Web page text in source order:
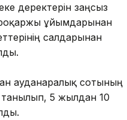
деректерін заңсыз
ұйымдарынан
салдарынан
ауданаралық сотының
танылып, 5 жылдан 10